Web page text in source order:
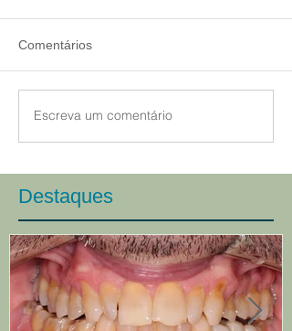
Comentários
Escreva um comentário
Destaques